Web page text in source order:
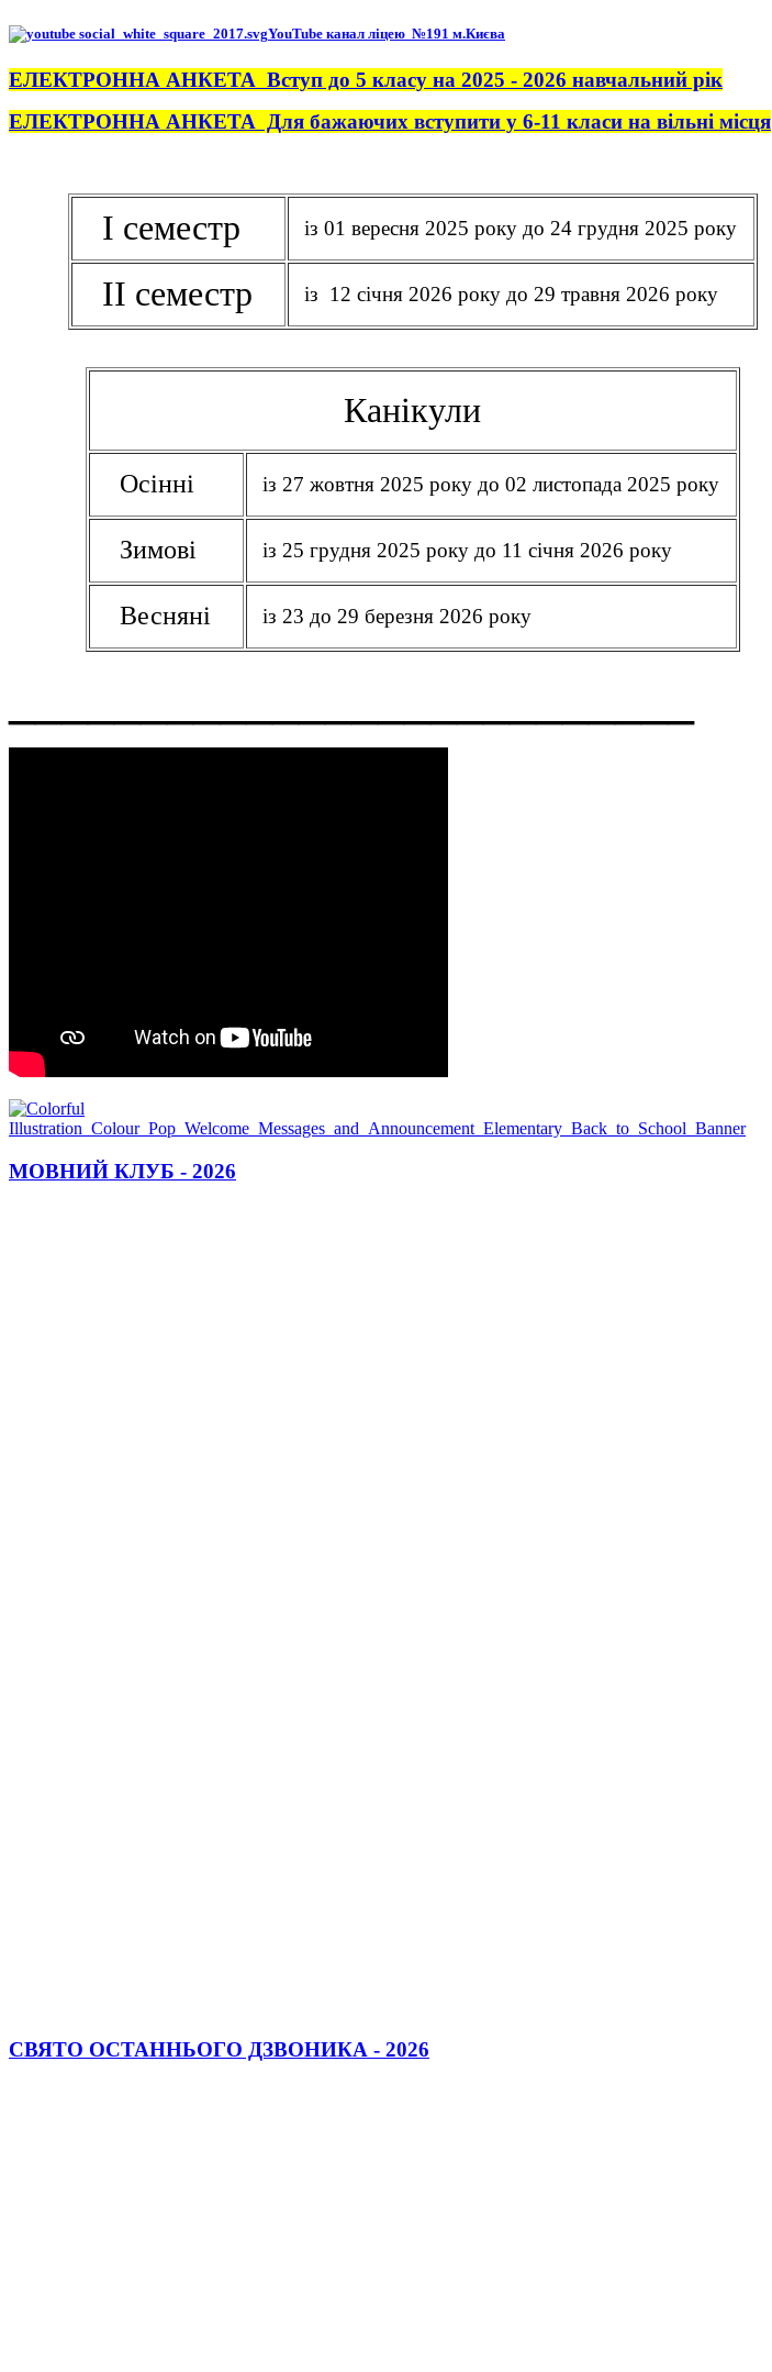
YouTube канал ліцею №191 м.Києва
ЕЛЕКТРОННА АНКЕТА Вступ до 5 класу на 2025 - 2026 навчальний рік
ЕЛЕКТРОННА АНКЕТА Для бажаючих вступити у 6-11 класи на вільні місця
І семестр із 01 вересня 2025 року до 24 грудня 2025 року
ІІ семестр із 12 січня 2026 року до 29 травня 2026 року
Канікули
Осінні із 27 жовтня 2025 року до 02 листопада 2025 року
Зимові із 25 грудня 2025 року до 11 січня 2026 року
Весняні із 23 до 29 березня 2026 року
МОВНИЙ КЛУБ - 2026
СВЯТО ОСТАННЬОГО ДЗВОНИКА - 2026